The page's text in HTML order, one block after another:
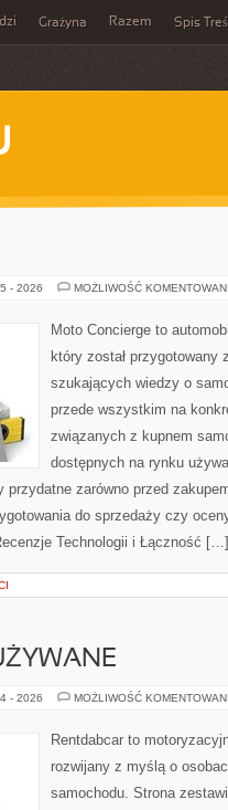
Grażyna Razem Spis
- 2026 MOŻLIWOŚĆ
Moto Concierge to
który został przygotowany
szukających wiedzy o
przede wszystkim na
związanych z kupnem
dostępnych na rynku
zarówno przed
do sprzedaży czy
Technologii i Łączność […]
- 2026 MOŻLIWOŚĆ
Rentdabcar to
rozwijany z myślą o
samochodu. Strona